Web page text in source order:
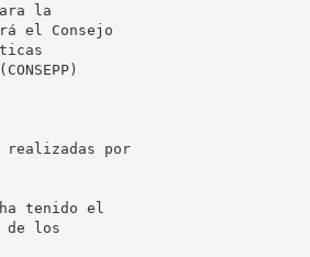
la
el Consejo
realizadas por
tenido el
de los